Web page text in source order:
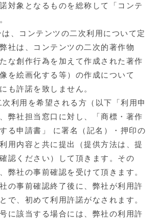
対象となるものを総称して「コンテ
、コンテンツの二次利用について定
社は、コンテンツの二次的著作物
な創作行為を加えて作成された著作
を絵画化する等）の作成について
も許諾を致しません。
利用を希望される方（以下「利用申
弊社担当窓口に対し、「商標・著作
る申請書」 に署名（記名）・押印の
用内容と共に提出（提供方法は、提
認ください）して頂きます。その
弊社の事前確認を受けて頂きます。
の事前確認終了後に、弊社が利用許
で、初めて利用許諾がなされます。
に該当する場合には、弊社の利用許